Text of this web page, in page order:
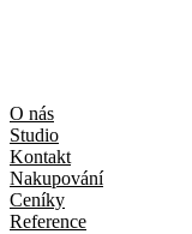
O nás
Studio
Kontakt
Nakupování
Ceníky
Reference